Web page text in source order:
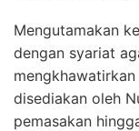
Mengutamakan
dengan syariat
disediakan oleh
pemasakan